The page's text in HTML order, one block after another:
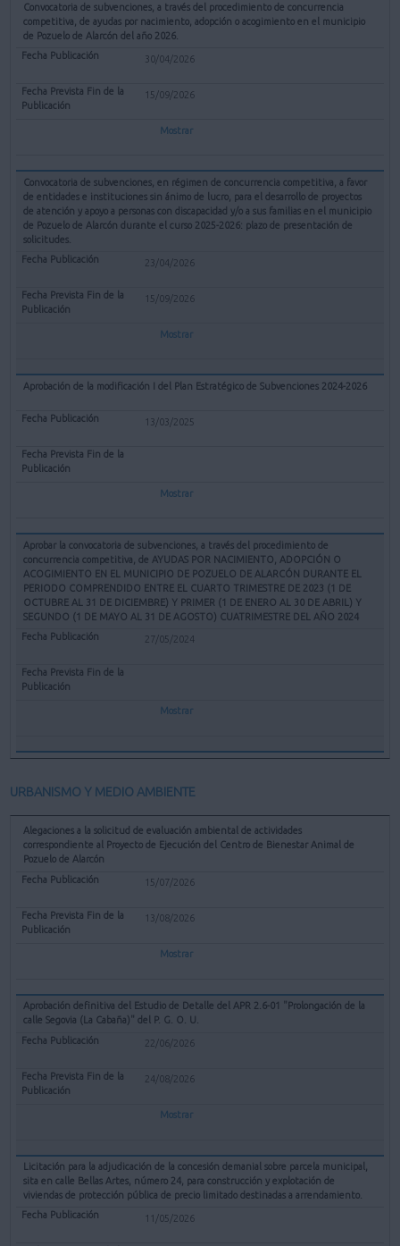
Convocatoria de subvenciones, a través del procedimiento de concurrencia
competitiva, de ayudas por nacimiento, adopción o acogimiento en el municipio
de Pozuelo de Alarcón del año 2026.
30/04/2026
15/09/2026
Mostrar
Convocatoria de subvenciones, en régimen de concurrencia competitiva, a favor
de entidades e instituciones sin ánimo de lucro, para el desarrollo de proyectos
de atención y apoyo a personas con discapacidad y/o a sus familias en el municipio
de Pozuelo de Alarcón durante el curso 2025-2026: plazo de presentación de
solicitudes.
23/04/2026
15/09/2026
Mostrar
Aprobación de la modificación I del Plan Estratégico de Subvenciones 2024-2026
13/03/2025
Mostrar
Aprobar la convocatoria de subvenciones, a través del procedimiento de
concurrencia competitiva, de AYUDAS POR NACIMIENTO, ADOPCIÓN O
ACOGIMIENTO EN EL MUNICIPIO DE POZUELO DE ALARCÓN DURANTE EL
PERIODO COMPRENDIDO ENTRE EL CUARTO TRIMESTRE DE 2023 (1 DE
OCTUBRE AL 31 DE DICIEMBRE) Y PRIMER (1 DE ENERO AL 30 DE ABRIL) Y
SEGUNDO (1 DE MAYO AL 31 DE AGOSTO) CUATRIMESTRE DEL AÑO 2024
27/05/2024
Mostrar
URBANISMO Y MEDIO AMBIENTE
Alegaciones a la solicitud de evaluación ambiental de actividades
correspondiente al Proyecto de Ejecución del Centro de Bienestar Animal de
Pozuelo de Alarcón
15/07/2026
13/08/2026
Mostrar
Aprobación definitiva del Estudio de Detalle del APR 2.6-01 "Prolongación de la
calle Segovia (La Cabaña)" del P. G. O. U.
22/06/2026
24/08/2026
Mostrar
Licitación para la adjudicación de la concesión demanial sobre parcela municipal,
sita en calle Bellas Artes, número 24, para construcción y explotación de
viviendas de protección pública de precio limitado destinadas a arrendamiento.
11/05/2026